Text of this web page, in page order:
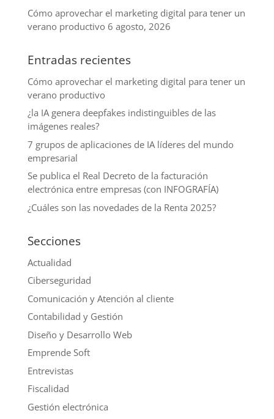
Cómo aprovechar el marketing digital para tener un
verano productivo 6 agosto, 2026
Entradas recientes
Cómo aprovechar el marketing digital para tener un
verano productivo
¿la IA genera deepfakes indistinguibles de las
imágenes reales?
7 grupos de aplicaciones de IA líderes del mundo
empresarial
Se publica el Real Decreto de la facturación
electrónica entre empresas (con INFOGRAFÍA)
¿Cuáles son las novedades de la Renta 2025?
Secciones
Actualidad
Ciberseguridad
Comunicación y Atención al cliente
Contabilidad y Gestión
Diseño y Desarrollo Web
Emprende Soft
Entrevistas
Fiscalidad
Gestión electrónica